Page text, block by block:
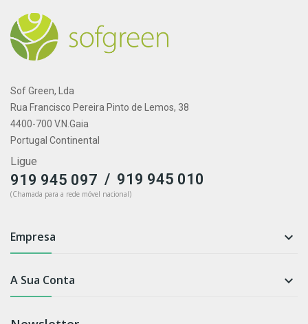
Sof Green, Lda
Rua Francisco Pereira Pinto de Lemos, 38
4400-700 V.N.Gaia
Portugal Continental
Ligue
919 945 097 / 919 945 010
(Chamada para a rede móvel nacional)
Empresa 
A Sua Conta 